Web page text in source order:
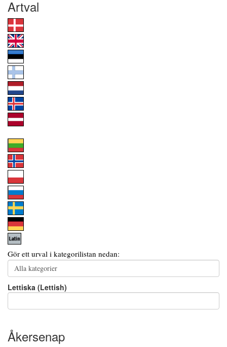
Artval
Gör ett urval i kategorilistan nedan:
Lettiska (Lettish)
Åkersenap